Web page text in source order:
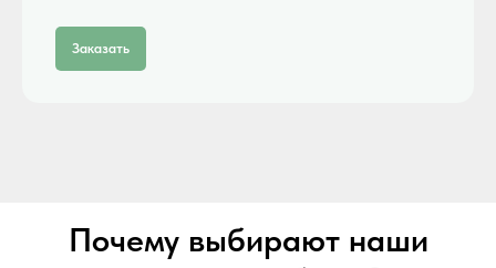
Заказать
Почему выбирают наши